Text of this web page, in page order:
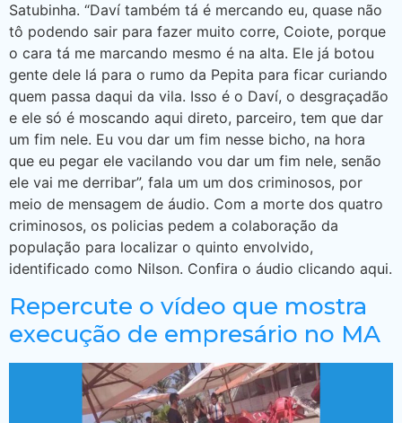
Satubinha. “Daví também tá é mercando eu, quase não
tô podendo sair para fazer muito corre, Coiote, porque
o cara tá me marcando mesmo é na alta. Ele já botou
gente dele lá para o rumo da Pepita para ficar curiando
quem passa daqui da vila. Isso é o Daví, o desgraçadão
e ele só é moscando aqui direto, parceiro, tem que dar
um fim nele. Eu vou dar um fim nesse bicho, na hora
que eu pegar ele vacilando vou dar um fim nele, senão
ele vai me derribar”, fala um um dos criminosos, por
meio de mensagem de áudio. Com a morte dos quatro
criminosos, os policias pedem a colaboração da
população para localizar o quinto envolvido,
identificado como Nilson. Confira o áudio clicando aqui.
Repercute o vídeo que mostra
execução de empresário no MA